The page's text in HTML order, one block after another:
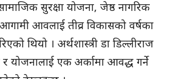
सुरक्षा योजना, जेष्ठ नागरिक
आवलाई तीव्र विकासको वर्षका
थियो । अर्थशास्त्री डा डिल्लीराज
र योजनालाई एक अर्कामा आवद्ध गर्ने